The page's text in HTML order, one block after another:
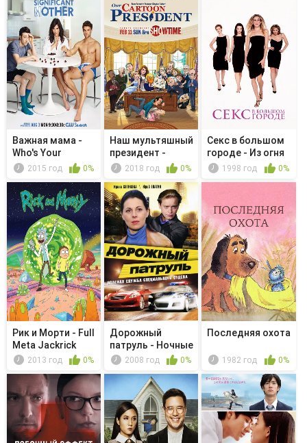
Важная мама -
Who's Your
Daddy?
2015 год 0%
Наш мультяшный
президент -
Militariza...
2018 год 0%
Секс в большом
городе - Из огня
да в ...1998 год 0%
Рик и Морти - Full
Meta Jackrick
2013 год 0%
Дорожный
патруль - Ночные
гонщики
2008 год 0%
Последняя охота
1982 год 0%